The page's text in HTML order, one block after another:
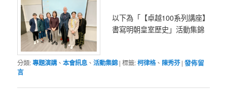
以下為「【卓越100系列講座】
書寫明朝皇室歷史」活動集錦
分類:專題演講、本會訊息 、活動集錦 |標籤:柯律格、 陳秀芬 |發佈留
言